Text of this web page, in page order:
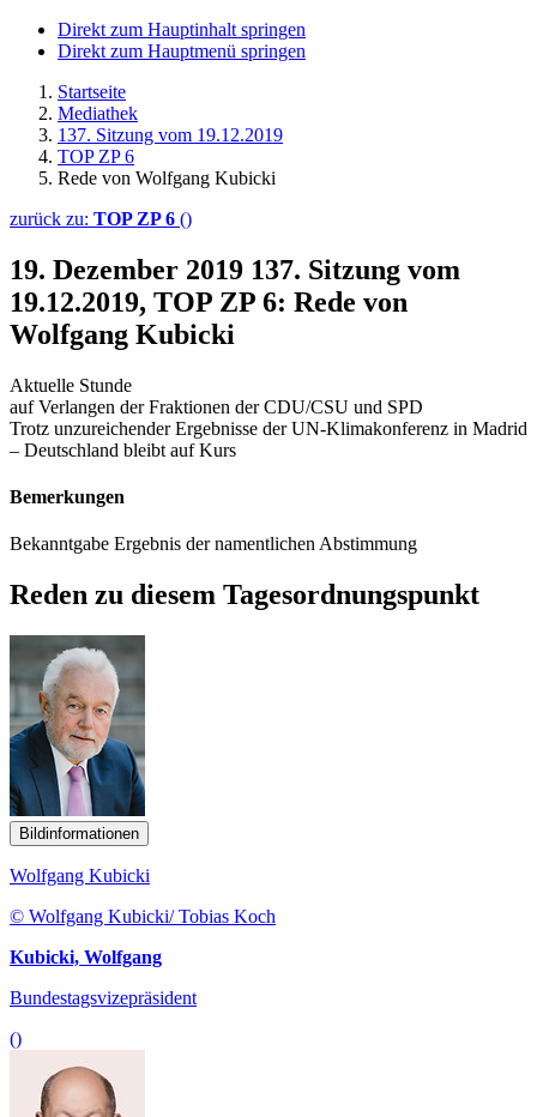
Direkt zum Hauptinhalt springen
Direkt zum Hauptmenü springen
Startseite
Mediathek
137. Sitzung vom 19.12.2019
TOP ZP 6
Rede von Wolfgang Kubicki
zurück zu: TOP ZP 6 ()
19. Dezember 2019 137. Sitzung vom
19.12.2019, TOP ZP 6: Rede von
Wolfgang Kubicki
Aktuelle Stunde
auf Verlangen der Fraktionen der CDU/CSU und SPD
Trotz unzureichender Ergebnisse der UN-Klimakonferenz in Madrid
– Deutschland bleibt auf Kurs
Bemerkungen
Bekanntgabe Ergebnis der namentlichen Abstimmung
Reden zu diesem Tagesordnungspunkt
Bildinformationen
Wolfgang Kubicki
© Wolfgang Kubicki/ Tobias Koch
Kubicki, Wolfgang
Bundestagsvizepräsident
()